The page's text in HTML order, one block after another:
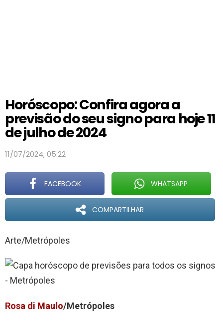
Horóscopo: Confira agora a
previsão do seu signo para hoje 11
de julho de 2024
11/07/2024, 05:22
FACEBOOK WHATSAPP
COMPARTILHAR
Arte/Metrópoles
Rosa di Maulo/Metrópoles